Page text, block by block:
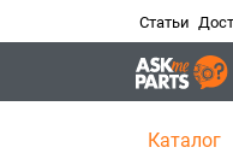
Статьи
Каталог